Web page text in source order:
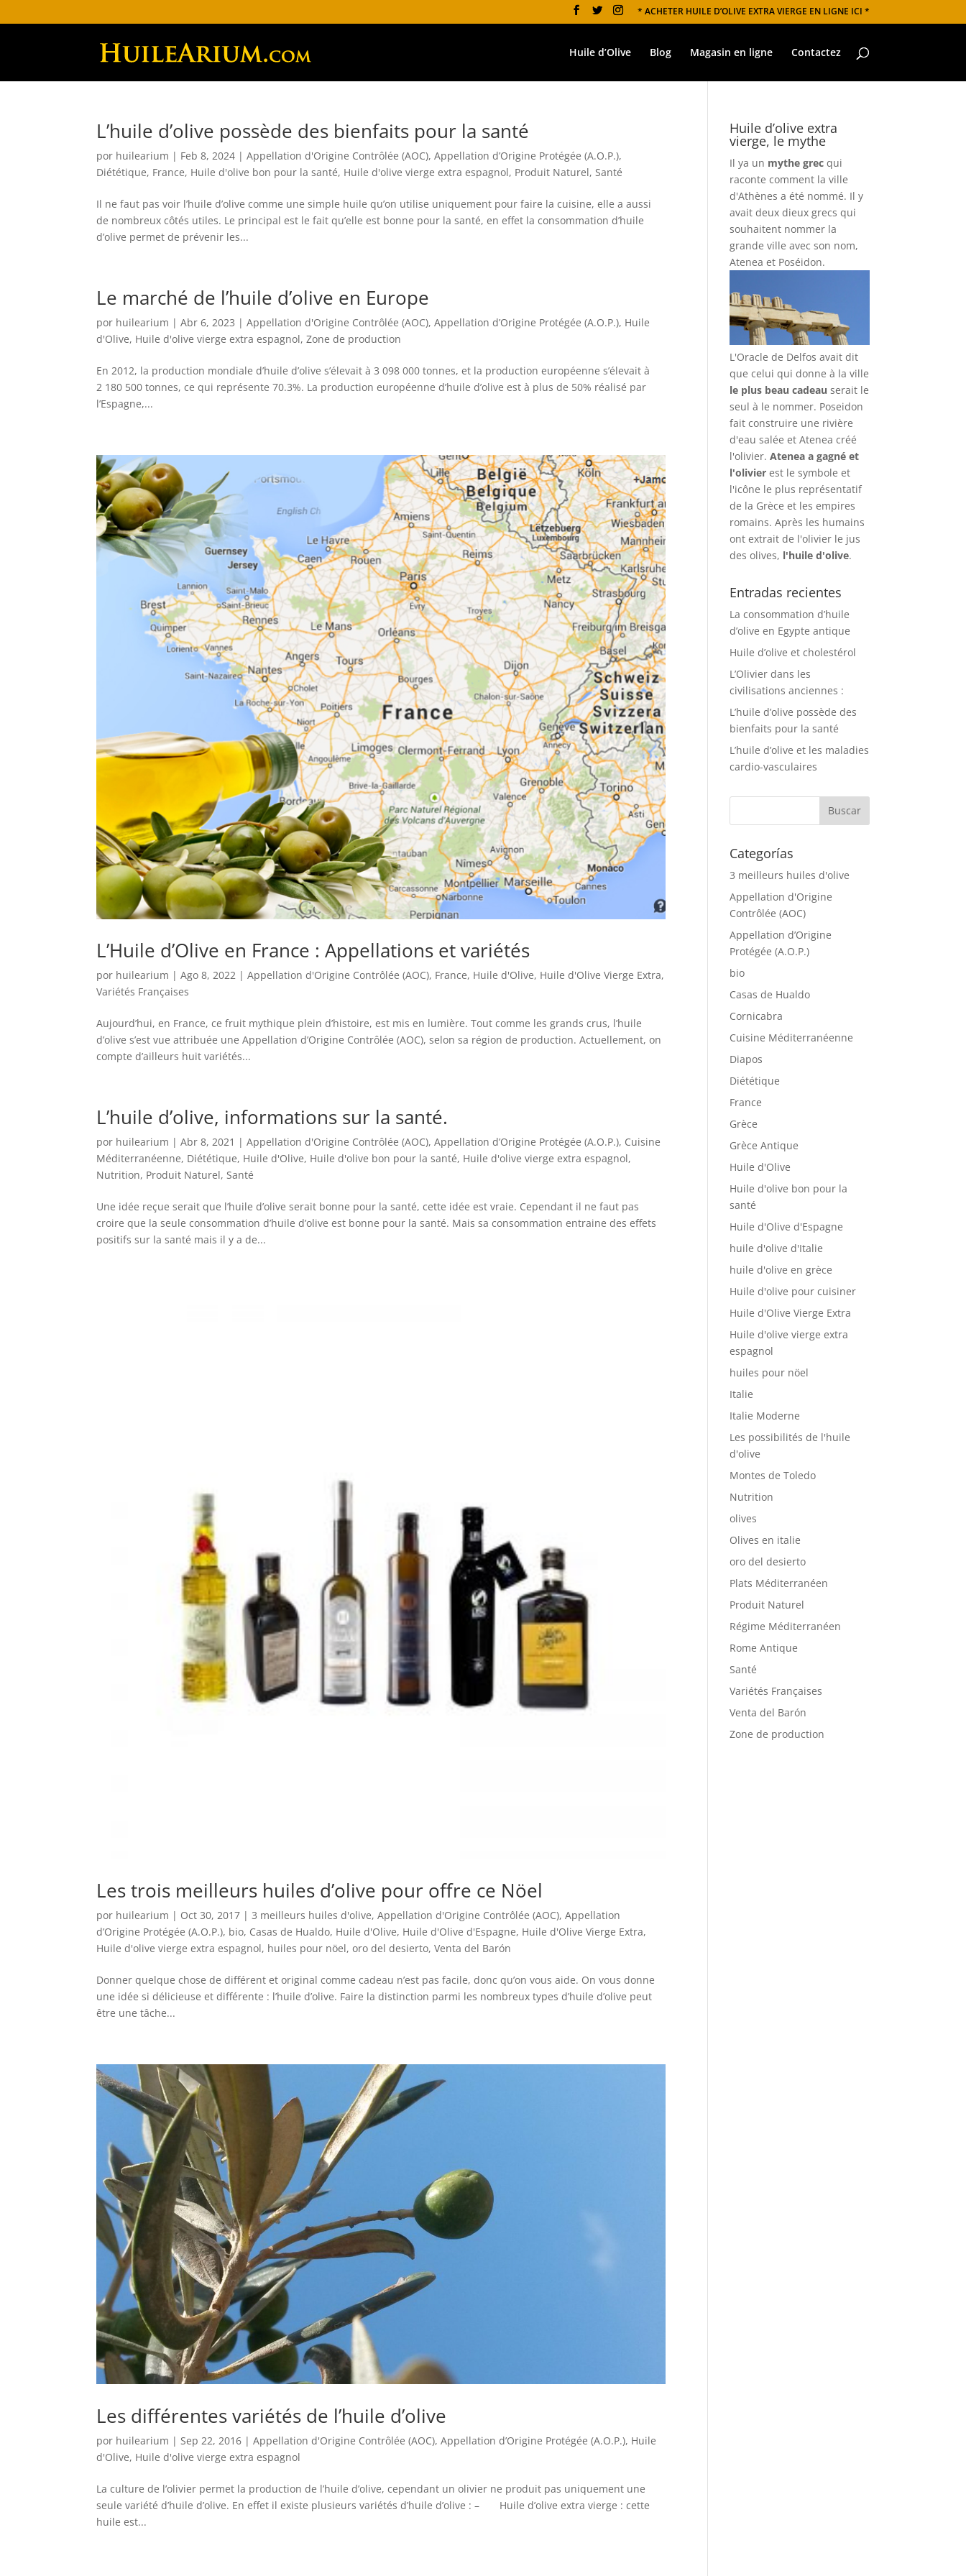
* ACHETER HUILE D’OLIVE EXTRA VIERGE EN LIGNE ICI *
Huile d’Olive Blog Magasin en ligne Contactez
L’huile d’olive possède des bienfaits pour la santé
por huilearium | Feb 8, 2024 |Appellation d'Origine Contrôlée (AOC),Appellation d’Origine Protégée (A.O.P.),
Diététique, France, Huile d'olive bon pour la santé, Huile d'olive vierge extra espagnol, Produit Naturel,Santé
Il ne faut pas voir l’huile d’olive comme une simple huile qu’on utilise uniquement pour faire la cuisine, elle a aussi
de nombreux côtés utiles. Le principal est le fait qu’elle est bonne pour la santé, en effet la consommation d’huile
d’olive permet de prévenir les...
Le marché de l’huile d’olive en Europe
por huilearium |Abr 6, 2023 |Appellation d'Origine Contrôlée (AOC),Appellation d’Origine Protégée (A.O.P.), Huile
d'Olive, Huile d'olive vierge extra espagnol,Zone de production
En 2012, la production mondiale d’huile d’olive s’élevait à 3 098 000 tonnes, et la production européenne s’élevait à
2 180 500 tonnes, ce qui représente 70.3%. La production européenne d’huile d’olive est à plus de 50% réalisé par
l’Espagne,...
L’Huile d’Olive en France : Appellations et variétés
por huilearium |Ago 8, 2022 |Appellation d'Origine Contrôlée (AOC), France, Huile d'Olive, Huile d'Olive Vierge Extra,
Variétés Françaises
Aujourd’hui, en France, ce fruit mythique plein d’histoire, est mis en lumière. Tout comme les grands crus, l’huile
d’olive s’est vue attribuée une Appellation d’Origine Contrôlée (AOC), selon sa région de production. Actuellement, on
compte d’ailleurs huit variétés...
L’huile d’olive, informations sur la santé.
por huilearium |Abr 8, 2021 |Appellation d'Origine Contrôlée (AOC),Appellation d’Origine Protégée (A.O.P.), Cuisine
Méditerranéenne, Diététique, Huile d'Olive, Huile d'olive bon pour la santé, Huile d'olive vierge extra espagnol,
Nutrition, Produit Naturel, Santé
Une idée reçue serait que l’huile d’olive serait bonne pour la santé, cette idée est vraie. Cependant il ne faut pas
croire que la seule consommation d’huile d’olive est bonne pour la santé. Mais sa consommation entraine des effets
positifs sur la santé mais il y a de...
Les trois meilleurs huiles d’olive pour offre ce Nöel
por huilearium | Oct 30, 2017 |3 meilleurs huiles d'olive,Appellation d'Origine Contrôlée (AOC),Appellation
d’Origine Protégée (A.O.P.), bio, Casas de Hualdo, Huile d'Olive, Huile d'Olive d'Espagne, Huile d'Olive Vierge Extra,
Huile d'olive vierge extra espagnol, huiles pour nöel,oro del desierto,Venta del Barón
Donner quelque chose de différent et original comme cadeau n’est pas facile, donc qu’on vous aide. On vous donne
une idée si délicieuse et différente : l’huile d’olive. Faire la distinction parmi les nombreux types d’huile d’olive peut
être une tâche...
Les différentes variétés de l’huile d’olive
por huilearium | Sep 22, 2016 |Appellation d'Origine Contrôlée (AOC),Appellation d’Origine Protégée (A.O.P.), Huile
d'Olive, Huile d'olive vierge extra espagnol
La culture de l’olivier permet la production de l’huile d’olive, cependant un olivier ne produit pas uniquement une
seule variété d’huile d’olive. En effet il existe plusieurs variétés d’huile d’olive : – Huile d’olive extra vierge : cette
huile est...
Huile d’olive extra
vierge, le mythe
Il ya un mythe grec qui
raconte comment la ville
d'Athènes a été nommé. Il y
avait deux dieux grecs qui
souhaitent nommer la
grande ville avec son nom,
Atenea et Poséidon.
L'Oracle de Delfos avait dit
que celui qui donne à la ville
le plus beau cadeau serait le
seul à le nommer. Poseidon
fait construire une rivière
d'eau salée et Atenea créé
l'olivier.Atenea a gagné et
l'olivier est le symbole et
l'icône le plus représentatif
de la Grèce et les empires
romains. Après les humains
ont extrait de l'olivier le jus
des olives, l'huile d'olive.
Entradas recientes
La consommation d’huile
d’olive en Egypte antique
Huile d’olive et cholestérol
L’Olivier dans les
civilisations anciennes :
L’huile d’olive possède des
bienfaits pour la santé
L’huile d’olive et les maladies
cardio-vasculaires
Categorías
3 meilleurs huiles d'olive
Appellation d'Origine
Contrôlée (AOC)
Appellation d’Origine
Protégée (A.O.P.)
bio
Casas de Hualdo
Cornicabra
Cuisine Méditerranéenne
Diapos
Diététique
France
Grèce
Grèce Antique
Huile d'Olive
Huile d'olive bon pour la
santé
Huile d'Olive d'Espagne
huile d'olive d'Italie
huile d'olive en grèce
Huile d'olive pour cuisiner
Huile d'Olive Vierge Extra
Huile d'olive vierge extra
espagnol
huiles pour nöel
Italie
Italie Moderne
Les possibilités de l'huile
d'olive
Montes de Toledo
Nutrition
olives
Olives en italie
oro del desierto
Plats Méditerranéen
Produit Naturel
Régime Méditerranéen
Rome Antique
Santé
Variétés Françaises
Venta del Barón
Zone de production